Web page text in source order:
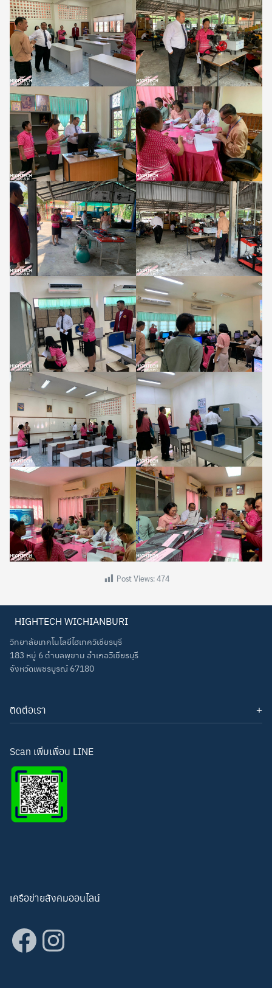
Search
for:
Search
Post Views:474
HIGHTECH WICHIANBURI
วิทยาลัยเทคโนโลยีไฮเทควิเชียรบุรี
183 หมู่ 6 ตำบลพุขาม อำเภอวิเชียรบุรี
จังหวัดเพชรบูรณ์ 67180
ติดต่อเรา
โทรศัพท์: 093-3277343
อีเมล: hightechwichian@gmail.com
Scan เพิ่มเพื่อน LINE
เครือข่ายสังคมออนไลน์
Facebook
Instagram